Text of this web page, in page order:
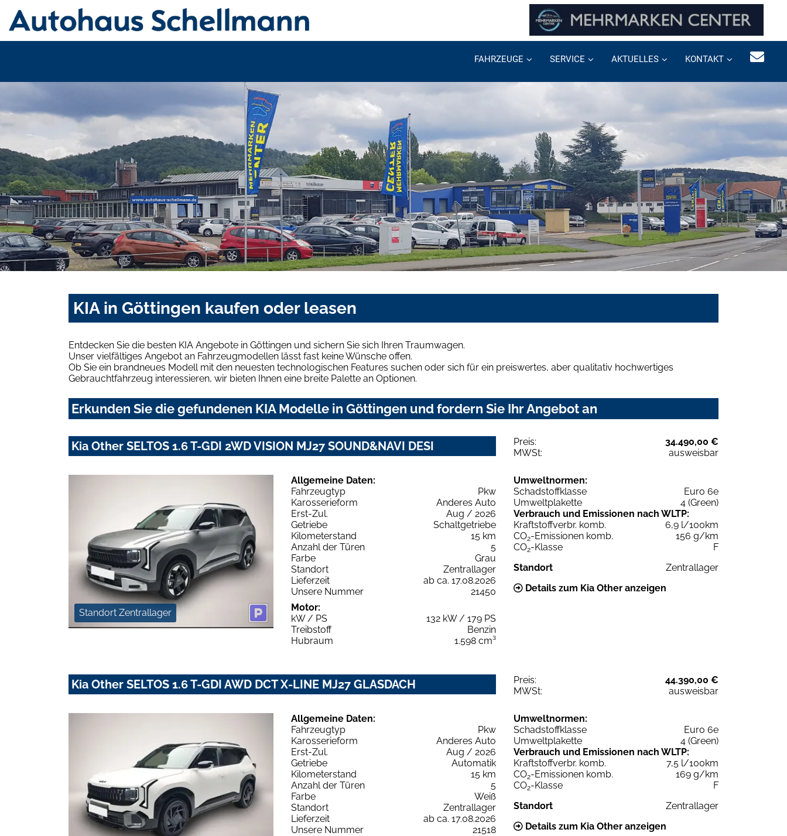
FAHRZEUGE SERVICE AKTUELLES KONTAKT
KIA in Göttingen kaufen oder leasen
Entdecken Sie die besten KIA Angebote in Göttingen und sichern Sie sich Ihren Traumwagen.
Unser vielfältiges Angebot an Fahrzeugmodellen lässt fast keine Wünsche offen.
Ob Sie ein brandneues Modell mit den neuesten technologischen Features suchen oder sich für ein preiswertes, aber qualitativ hochwertiges
Gebrauchtfahrzeug interessieren, wir bieten Ihnen eine breite Palette an Optionen.
Erkunden Sie die gefundenen KIA Modelle in Göttingen und fordern Sie Ihr Angebot an
Kia Other SELTOS 1.6 T-GDI 2WD VISION MJ27 SOUND&NAVI DESI Preis:
34.490,00 €
MWSt:
ausweisbar
Standort Zentrallager
Allgemeine Daten:
Fahrzeugtyp
Pkw
Karosserieform
Anderes Auto
Erst-Zul.
Aug / 2026
Getriebe
Schaltgetriebe
Kilometerstand
15 km
Anzahl der Türen
5
Farbe
Grau
Standort
Zentrallager
Lieferzeit
ab ca. 17.08.2026
Unsere Nummer
21450
Motor:
kW / PS
132 kW / 179 PS
Treibstoff
Benzin
Hubraum
1.598 cm³
Umweltnormen:
Schadstoffklasse
Euro 6e
Umweltplakette
4 (Green)
Verbrauch und Emissionen nach WLTP:
Kraftstoffverbr. komb.
6,9 l/100km
CO2-Emissionen komb.
156 g/km
CO2-Klasse
F
Standort
Zentrallager
Details zum Kia Other anzeigen
Kia Other SELTOS 1.6 T-GDI AWD DCT X-LINE MJ27 GLASDACH Preis:
44.390,00 €
MWSt:
ausweisbar
Allgemeine Daten:
Fahrzeugtyp
Pkw
Karosserieform
Anderes Auto
Erst-Zul.
Aug / 2026
Getriebe
Automatik
Kilometerstand
15 km
Anzahl der Türen
5
Farbe
Weiß
Standort
Zentrallager
Lieferzeit
ab ca. 17.08.2026
Unsere Nummer
21518
Umweltnormen:
Schadstoffklasse
Euro 6e
Umweltplakette
4 (Green)
Verbrauch und Emissionen nach WLTP:
Kraftstoffverbr. komb.
7,5 l/100km
CO2-Emissionen komb.
169 g/km
CO2-Klasse
F
Standort
Zentrallager
Details zum Kia Other anzeigen